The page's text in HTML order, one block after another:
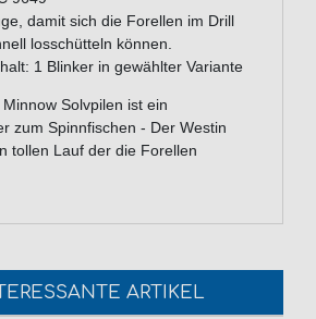
damit sich die Forellen im Drill
losschütteln können.
1 Blinker in gewählter Variante
Solvpilen ist ein
zum Spinnfischen - Der Westin
tollen Lauf der die Forellen
ARTIKEL